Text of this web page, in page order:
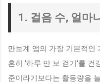
1. 걸음 수, 얼마
만보계 앱의 가장 기본적인
흔히 '하루 만 보 걷기'를 건
준이라기보다는 활동량을